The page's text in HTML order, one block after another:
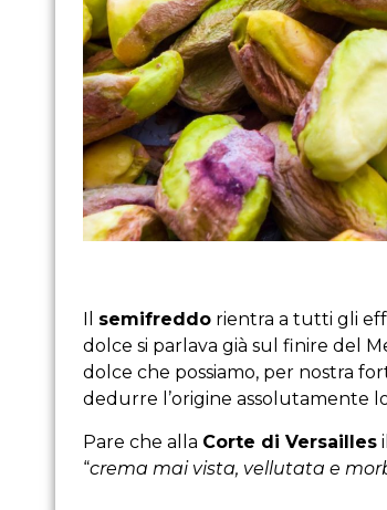
semifreddo rientra a tutti gli
dolce si parlava già sul finire del
dolce che possiamo, per nostra
dedurre l’origine assolutamente
Pare che alla Corte di Versailles il
“crema mai vista, vellutata e